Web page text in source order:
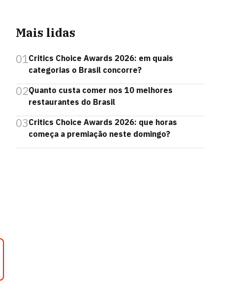
Mais lidas
01Critics Choice Awards 2026: em quais
categorias o Brasil concorre?
02Quanto custa comer nos 10 melhores
restaurantes do Brasil
03Critics Choice Awards 2026: que horas
começa a premiação neste domingo?